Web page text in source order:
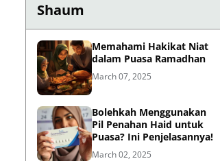
Shaum
Memahami Hakikat Niat
dalam Puasa Ramadhan
March 07, 2025
Bolehkah Menggunakan
Pil Penahan Haid untuk
Puasa? Ini Penjelasannya!
March 02, 2025